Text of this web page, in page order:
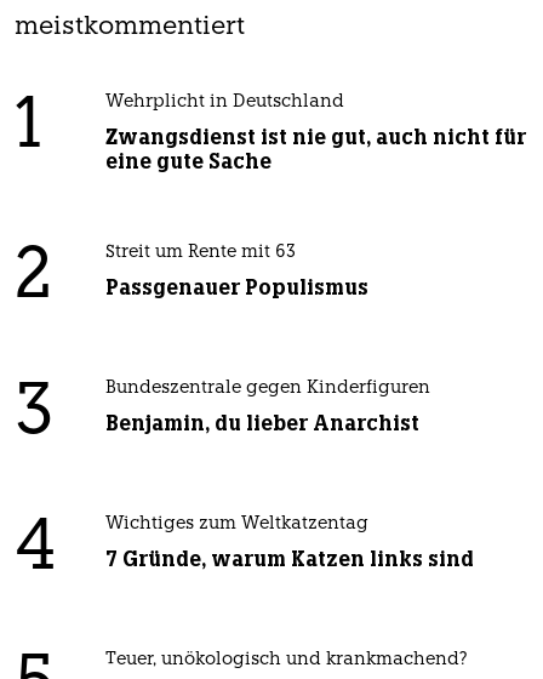
meistkommentiert
1 Wehrplicht in Deutschland
Zwangsdienst ist nie gut, auch nicht für
eine gute Sache
2 Streit um Rente mit 63
Passgenauer Populismus
3 Bundeszentrale gegen Kinderfiguren
Benjamin, du lieber Anarchist
4 Wichtiges zum Weltkatzentag
7 Gründe, warum Katzen links sind
Teuer, unökologisch und krankmachend?